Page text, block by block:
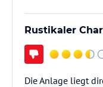
- Treppen beim
Rustikaler
Die Anlage liegt